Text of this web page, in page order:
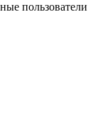
пользователи